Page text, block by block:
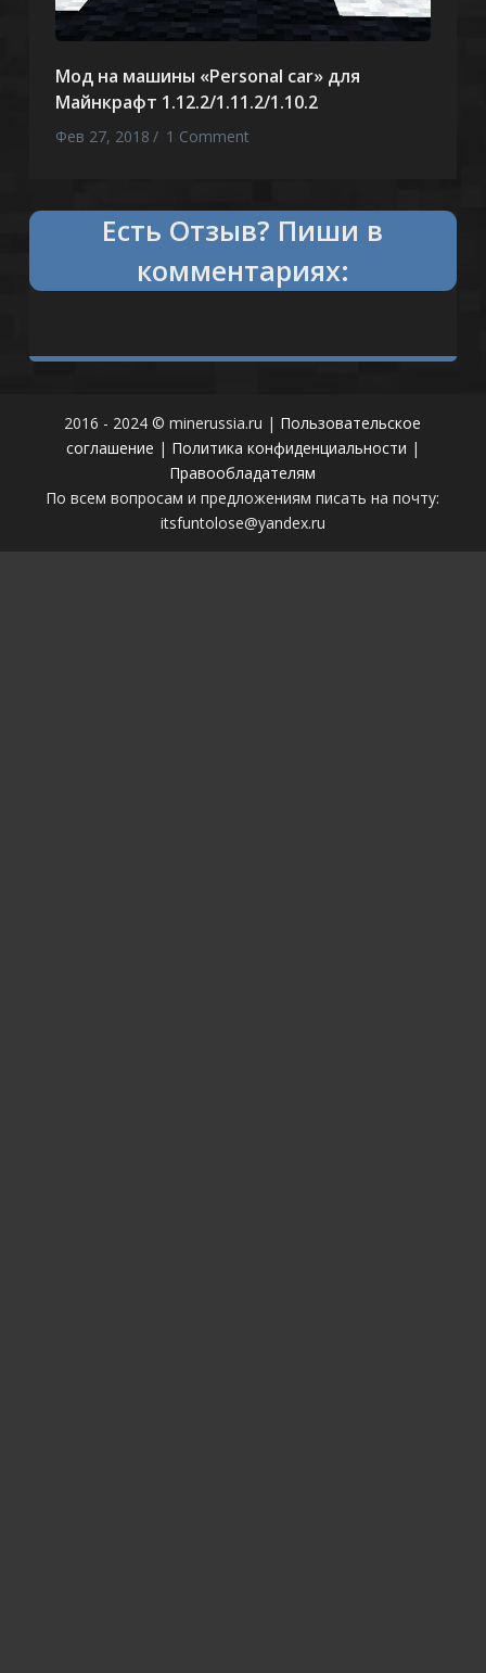
Мод на машины «Personal car» для
Майнкрафт 1.12.2/1.11.2/1.10.2
Фев 27, 2018 1 Comment
Есть Отзыв? Пиши в
комментариях:
2016 - 2024 © minerussia.ru | Пользовательское
соглашение | Политика конфиденциальности |
Правообладателям
По всем вопросам и предложениям писать на почту:
itsfuntolose@yandex.ru